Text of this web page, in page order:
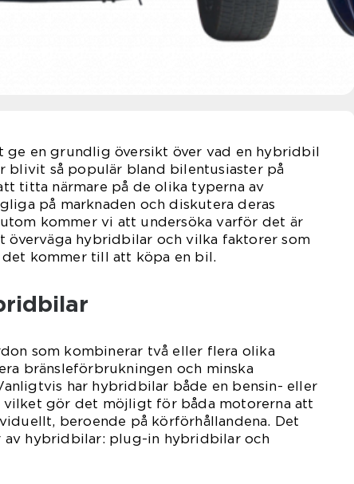
ge en grundlig översikt över vad en hybridbil
blivit så populär bland bilentusiaster på
titta närmare på de olika typerna av
på marknaden och diskutera deras
kommer vi att undersöka varför det är
hybridbilar och vilka faktorer som
kommer till att köpa en bil.
som kombinerar två eller flera olika
bränsleförbrukningen och minska
har hybridbilar både en bensin- eller
vilket gör det möjligt för båda motorerna att
beroende på körförhållandena. Det
av hybridbilar: plug-in hybridbilar och